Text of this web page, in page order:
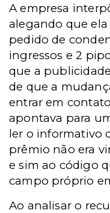
A empresa
alegando que ela
pedido de
ingressos e 2
que a
de que a
entrar em
apontava para
ler o informativo
prêmio não era
e sim ao código
campo próprio
Ao analisar o